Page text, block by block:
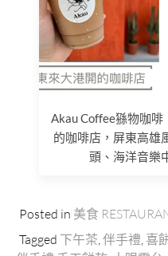
Akau Coffee猻物咖
的咖啡店，屏東高雄
頭、海洋音樂
Posted in 美食
Tagged 下午茶 伴手禮 喜